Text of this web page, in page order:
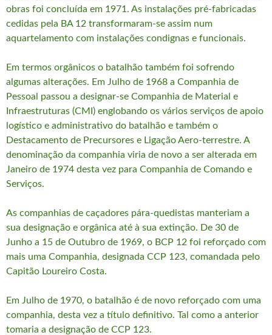
obras foi concluída em 1971. As instalações pré-fabricadas
cedidas pela BA 12 transformaram-se assim num
aquartelamento com instalações condignas e funcionais.
Em termos orgânicos o batalhão também foi sofrendo
algumas alterações. Em Julho de 1968 a Companhia de
Pessoal passou a designar-se Companhia de Material e
Infraestruturas (CMI) englobando os vários serviços de apoio
logístico e administrativo do batalhão e também o
Destacamento de Precursores e Ligação Aero-terrestre. A
denominação da companhia viria de novo a ser alterada em
Janeiro de 1974 desta vez para Companhia de Comando e
Serviços.
As companhias de caçadores pára-quedistas manteriam a
sua designação e orgânica até à sua extinção. De 30 de
Junho a 15 de Outubro de 1969, o BCP 12 foi reforçado com
mais uma Companhia, designada CCP 123, comandada pelo
Capitão Loureiro Costa.
Em Julho de 1970, o batalhão é de novo reforçado com uma
companhia, desta vez a título definitivo. Tal como a anterior
tomaria a designação de CCP 123.